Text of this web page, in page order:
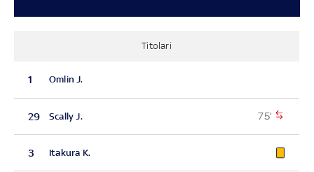
Titolari
1 Omlin J.
29 Scally J. 75'
3 Itakura K.